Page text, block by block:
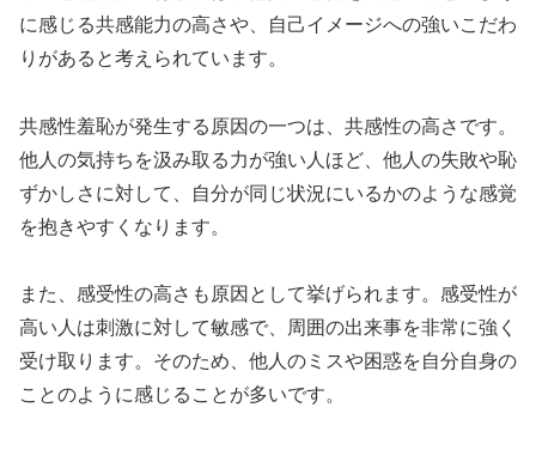
に感じる共感能力の高さや、自己イメージへの強いこだわ
りがあると考えられています。
共感性羞恥が発生する原因の一つは、共感性の高さです。
他人の気持ちを汲み取る力が強い人ほど、他人の失敗や恥
ずかしさに対して、自分が同じ状況にいるかのような感覚
を抱きやすくなります。
また、感受性の高さも原因として挙げられます。感受性が
高い人は刺激に対して敏感で、周囲の出来事を非常に強く
受け取ります。そのため、他人のミスや困惑を自分自身の
ことのように感じることが多いです。